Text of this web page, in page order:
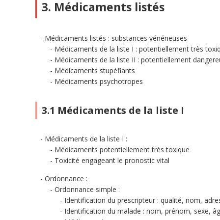
3. Médicaments listés
Médicaments listés : substances vénéneuses
Médicaments de la liste I : potentiellement très
Médicaments de la liste II : potentiellement
Médicaments stupéfiants
Médicaments psychotropes
3.1 Médicaments de la liste I
Médicaments de la liste I :
Médicaments potentiellement très toxique
Toxicité engageant le pronostic vital
Ordonnance :
Ordonnance simple :
Identification du prescripteur : qualité, nom,
Identification du malade : nom, prénom, sexe,